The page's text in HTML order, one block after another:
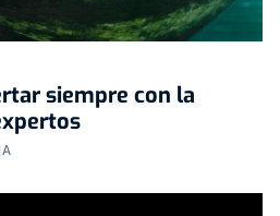
siempre con la